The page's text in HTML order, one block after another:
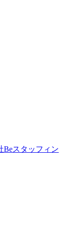
Beスタッフィン